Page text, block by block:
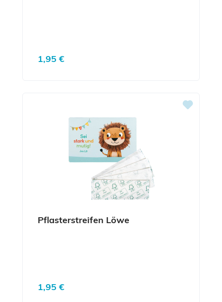
Regulärer Preis:
1,95 €
Pflasterstreifen Löwe
Regulärer Preis:
1,95 €